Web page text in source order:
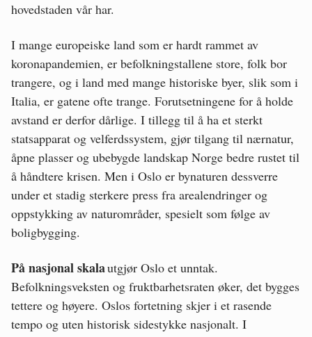
hovedstaden vår har.
I mange europeiske land som er hardt rammet av
koronapandemien, er befolkningstallene store, folk bor
trangere, og i land med mange historiske byer, slik som i
Italia, er gatene ofte trange. Forutsetningene for å holde
avstand er derfor dårlige. I tillegg til å ha et sterkt
statsapparat og velferdssystem, gjør tilgang til nærnatur,
åpne plasser og ubebygde landskap Norge bedre rustet til
å håndtere krisen. Men i Oslo er bynaturen dessverre
under et stadig sterkere press fra arealendringer og
oppstykking av naturområder, spesielt som følge av
boligbygging.
På nasjonal skalautgjør Oslo et unntak.
Befolkningsveksten og fruktbarhetsraten øker, det bygges
tettere og høyere. Oslos fortetning skjer i et rasende
tempo og uten historisk sidestykke nasjonalt. I